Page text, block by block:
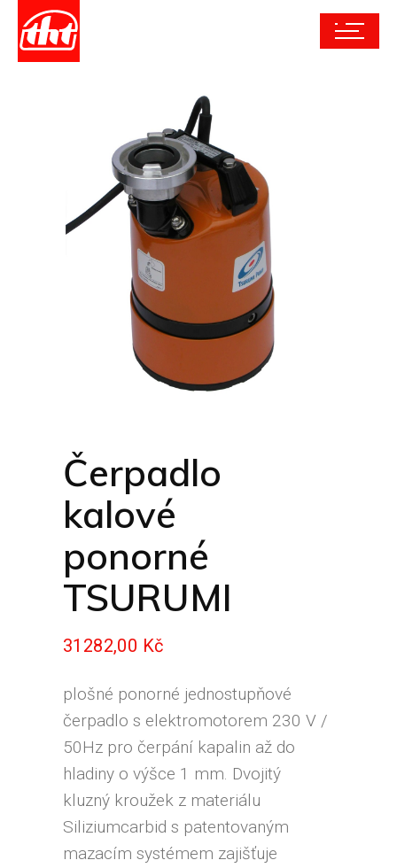
Čerpadlo
kalové
ponorné
TSURUMI
31282,00 Kč
plošné ponorné jednostupňové
čerpadlo s elektromotorem 230 V /
50Hz pro čerpání kapalin až do
hladiny o výšce 1 mm. Dvojitý
kluzný kroužek z materiálu
Siliziumcarbid s patentovaným
mazacím systémem zajišťuje